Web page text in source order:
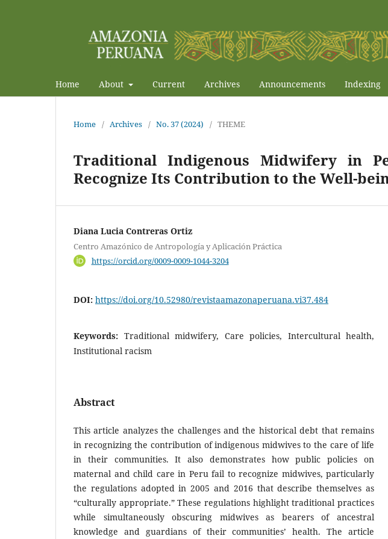
Home About Current Archives Announcements Indexing
Home / Archives / No. 37 (2024) / THEME
Traditional Indigenous Midwifery in
Recognize Its Contribution to the Well-
Diana Lucia Contreras Ortiz
Centro Amazónico de Antropología y Aplicación Práctica
https://orcid.org/0009-0009-1044-3204
DOI: https://doi.org/10.52980/revistaamazonaperuana.vi37.484
Keywords: Traditional midwifery, Care policies, Intercultural health,
Institutional racism
Abstract
This article analyzes the challenges and the historical debt that remains
in recognizing the contribution of indigenous midwives to the care of life
in their communities. It also demonstrates how public policies on
maternal and child care in Peru fail to recognize midwives, particularly
the regulations adopted in 2005 and 2016 that describe themselves as
“culturally appropriate.” These regulations highlight traditional practices
while simultaneously obscuring midwives as bearers of ancestral
knowledge and guardians of their communities’ health. The article